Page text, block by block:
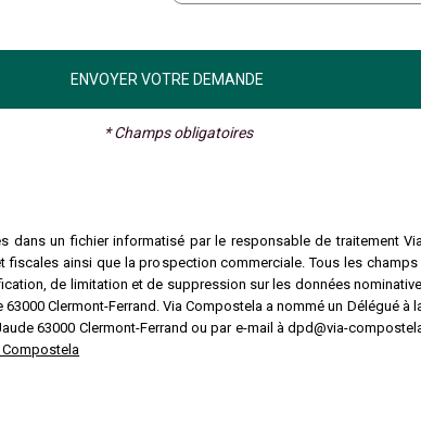
* Champs obligatoires
dans un fichier informatisé par le responsable de traitement
ainsi que la prospection commerciale. Tous les
de limitation et de suppression sur les données
Clermont-Ferrand. Via Compostela a nommé un Délégué
63000 Clermont-Ferrand ou par e-mail à dpd@via-